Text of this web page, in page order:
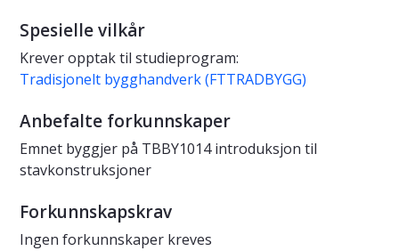
Spesielle vilkår
Krever opptak til studieprogram:
Tradisjonelt bygghandverk (FTTRADBYGG)
Anbefalte forkunnskaper
Emnet byggjer på TBBY1014 introduksjon til
stavkonstruksjoner
Forkunnskapskrav
Ingen forkunnskaper kreves